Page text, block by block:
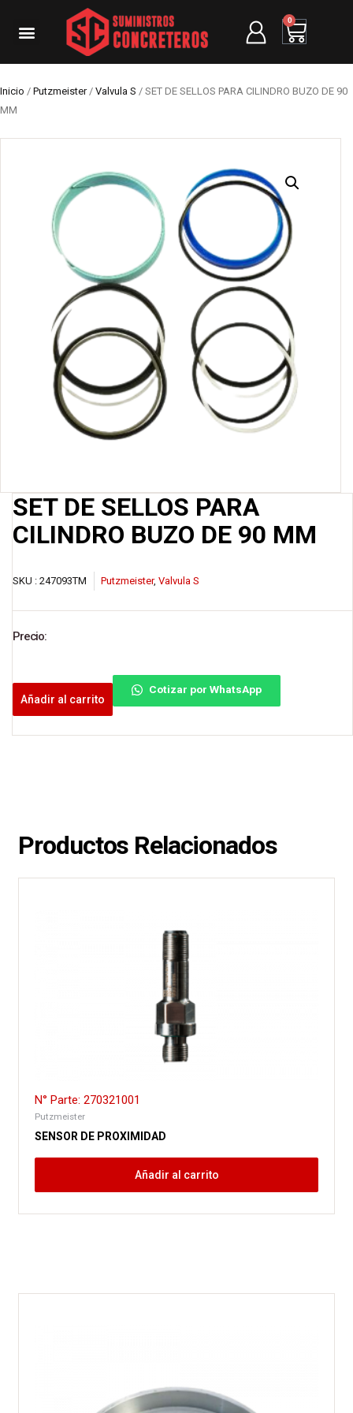
0
Inicio / Putzmeister/ Valvula S / SET DE SELLOS PARA CILINDRO BUZO DE 90
MM
SET DE SELLOS PARA
CILINDRO BUZO DE 90 MM
SKU : 247093TM Putzmeister, Valvula S
Precio:
Añadir al carrito
Cotizar por WhatsApp
Productos Relacionados
N° Parte: 270321001
Putzmeister
SENSOR DE PROXIMIDAD
Añadir al carrito